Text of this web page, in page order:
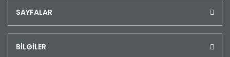
SAYFALAR
BİLGİLER